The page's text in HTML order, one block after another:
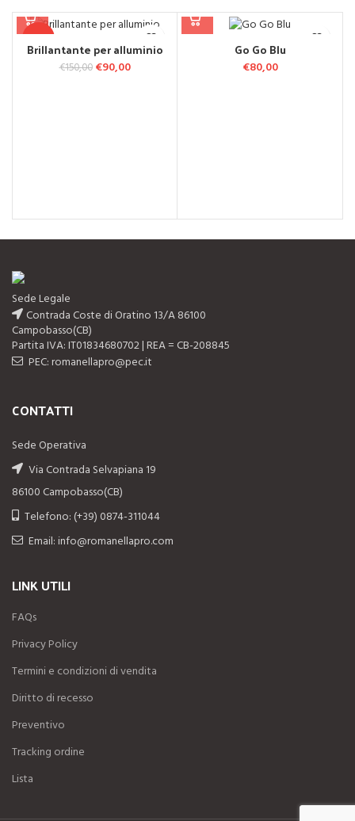
-40%
Brillantante per alluminio
€150,00 Il prezzo originale era: €150,00.
€90,00Il prezzo attuale è: €90,00.
Go Go Blu
€80,00
Sede Legale
Contrada Coste di Oratino 13/A 86100
Campobasso(CB)
Partita IVA: IT01834680702 | REA = CB-208845
PEC: romanellapro@pec.it
CONTATTI
Sede Operativa
Via Contrada Selvapiana 19
86100 Campobasso(CB)
Telefono: (+39) 0874-311044
Email: info@romanellapro.com
LINK UTILI
FAQs
Privacy Policy
Termini e condizioni di vendita
Diritto di recesso
Preventivo
Tracking ordine
Lista